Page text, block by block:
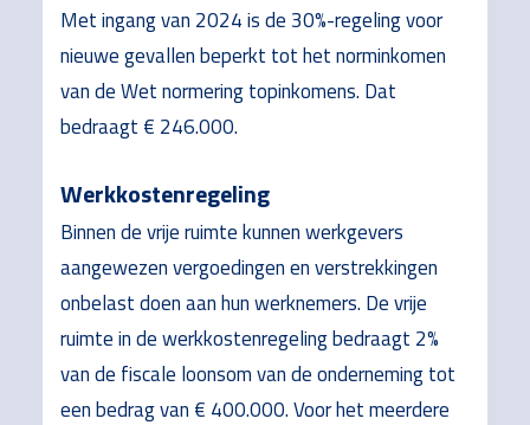
Met ingang van 2024 is de 30%-regeling voor
nieuwe gevallen beperkt tot het norminkomen
van de Wet normering topinkomens. Dat
bedraagt € 246.000.
Werkkostenregeling
Binnen de vrije ruimte kunnen werkgevers
aangewezen vergoedingen en verstrekkingen
onbelast doen aan hun werknemers. De vrije
ruimte in de werkkostenregeling bedraagt 2%
van de fiscale loonsom van de onderneming tot
een bedrag van € 400.000. Voor het meerdere